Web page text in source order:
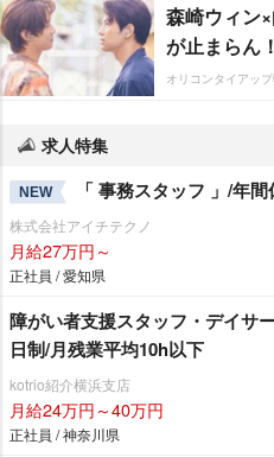
森崎ウィン
が止まらん！
オリコンタイアッ
求人特集
NEW 「 事務スタッフ 」/年
株式会社アイチテクノ
月給27万円～
正社員 / 愛知県
障がい者支援スタッフ・デイサ
日制/月残業平均10h以下
kotrio紹介横浜支店
月給24万円～40万円
正社員 / 神奈川県